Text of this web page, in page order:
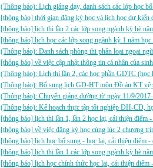
(Thông báo): Lịch giảng dạy, danh sách các lớp học
[thông báo] thời gian đăng ký học và lịch học dự
[thông báo] lịch thi lần 2 các lớp song ngành kỳ hè
[thông báo] lịch học các lớp song ngành kỳ 1 năm
(Thông báo): Danh sách phòng thi phân loại ngoại
[thông báo] về việc cập nhật thông tin cá nhân của
(Thông báo): Lịch thi lần 2, các học phần GDTC
(Thông báo): Bổ sung lịch GD-HT môn Đồ án KT
(Thông báo): Chuyển giảng đường từ ngày 11/9/
(Thông báo): Kế hoạch thực tập tốt nghiệp ĐH-CĐ,
[thông báo] lịch thi lần 1, lần 2 học lại, cải thiện điểm
[thông báo] về việc đăng ký học cùng lúc 2 chương
[thông báo] lịch học bổ sung - học lại, cải thiện điểm
[thông báo] lịch thi lần 1 các lớp song ngành kỳ hè
[thông báo] lịch học chính thức học lại, cải thiện